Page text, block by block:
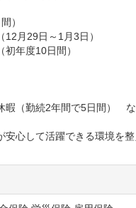
）
12月29日～1月3日）
初年度10日間）
暇（勤続2年間で5日間）　
安心して活躍できる環境を整